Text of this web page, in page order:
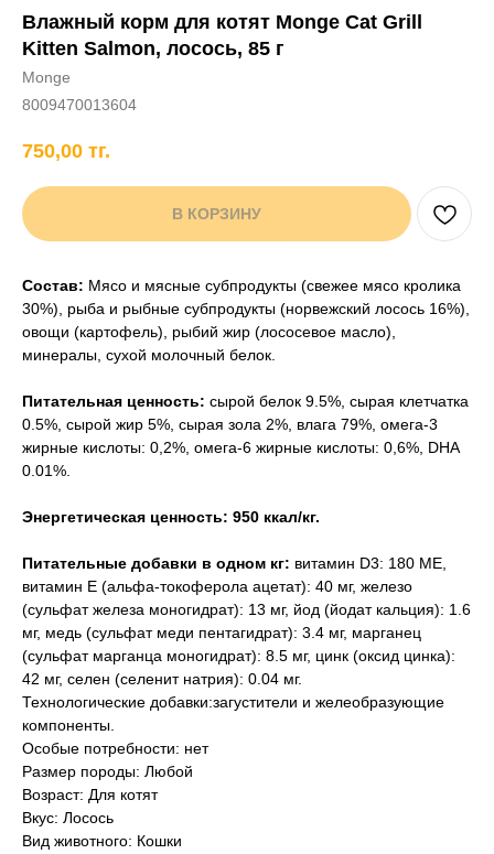
Хорькам
+7 706 407 30 81
Написать в WhatsApp
Влажный корм для котят Monge Cat Grill
Kitten Salmon, лосось, 85 г
Monge
8009470013604
750,00 тг.
В КОРЗИНУ
Состав: Мясо и мясные субпродукты (свежее мясо кролика
30%), рыба и рыбные субпродукты (норвежский лосось 16%),
овощи (картофель), рыбий жир (лососевое масло),
минералы, сухой молочный белок.
Питательная ценность: сырой белок 9.5%, сырая клетчатка
0.5%, сырой жир 5%, сырая зола 2%, влага 79%, омега-3
жирные кислоты: 0,2%, омега-6 жирные кислоты: 0,6%, DHA
0.01%.
Энергетическая ценность: 950 ккал/кг.
Питательные добавки в одном кг: витамин D3: 180 МЕ,
витамин E (альфа-токоферола ацетат): 40 мг, железо
(сульфат железа моногидрат): 13 мг, йод (йодат кальция): 1.6
мг, медь (сульфат меди пентагидрат): 3.4 мг, марганец
(сульфат марганца моногидрат): 8.5 мг, цинк (оксид цинка):
42 мг, селен (селенит натрия): 0.04 мг.
Технологические добавки:загустители и желеобразующие
компоненты.
Особые потребности: нет
Размер породы: Любой
Возраст: Для котят
Вкус: Лосось
Вид животного: Кошки